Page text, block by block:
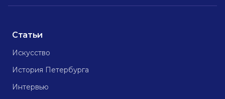
Статьи
Искусство
История Петербурга
Интервью